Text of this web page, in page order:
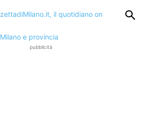
pubblicità